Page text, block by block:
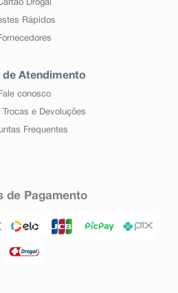
Drogal
Rápidos
de Atendimento
Fale conosco
Trocas e Devoluções
Frequentes
de Pagamento